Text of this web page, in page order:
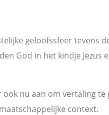
geloofssfeer tevens
God in het kindje Jezus
nu aan om vertaling te
context.